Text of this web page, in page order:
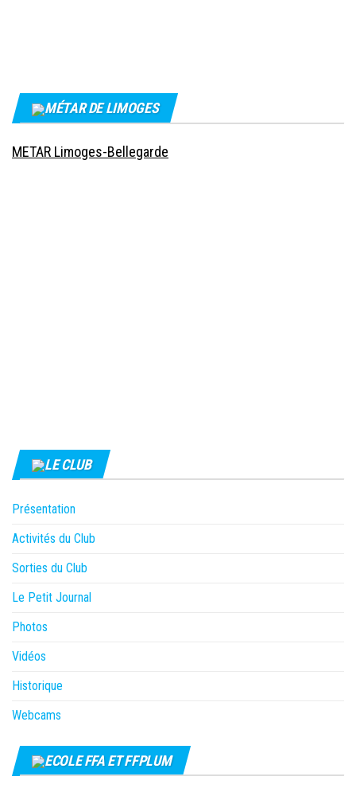
MÉTAR DE LIMOGES
METAR Limoges-Bellegarde
LE CLUB
Présentation
Activités du Club
Sorties du Club
Le Petit Journal
Photos
Vidéos
Historique
Webcams
ECOLE FFA ET FFPLUM